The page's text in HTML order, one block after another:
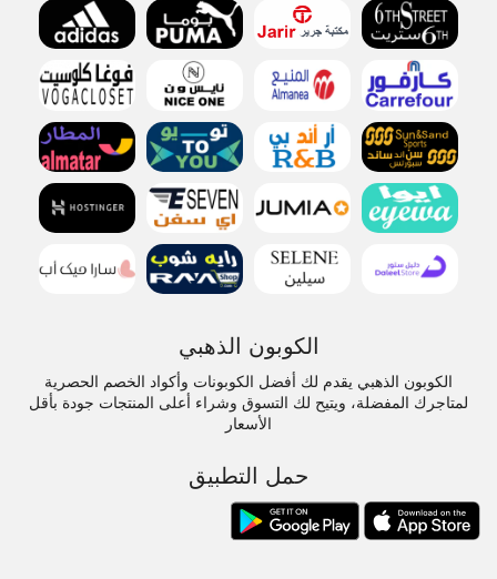
الكوبون الذهبي
الكوبون الذهبي يقدم لك أفضل الكوبونات وأكواد الخصم الحصرية
لمتاجرك المفضلة، ويتيح لك التسوق وشراء أعلى المنتجات جودة بأقل
الأسعار
حمل التطبيق